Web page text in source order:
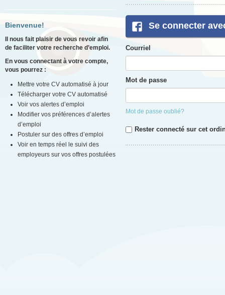
Bienvenue!
Il nous fait plaisir de vous revoir afin
de faciliter votre recherche d’emploi.
En vous connectant à votre compte,
vous pourrez :
Mettre votre CV automatisé à jour
Télécharger votre CV automatisé
Voir vos alertes d’emploi
Modifier vos préférences d’alertes
d’emploi
Postuler sur des offres d’emploi
Voir en temps réel le suivi des
employeurs sur vos offres postulées
Se connecter
Courriel
Mot de passe
Mot de passe oublié?
Rester connecté sur cet